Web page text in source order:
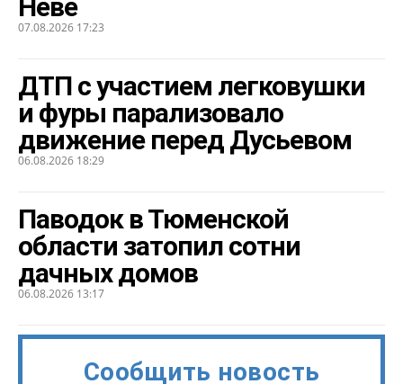
Неве
07.08.2026 17:23
ДТП с участием легковушки
и фуры парализовало
движение перед Дусьевом
06.08.2026 18:29
Паводок в Тюменской
области затопил сотни
дачных домов
06.08.2026 13:17
Сообщить новость